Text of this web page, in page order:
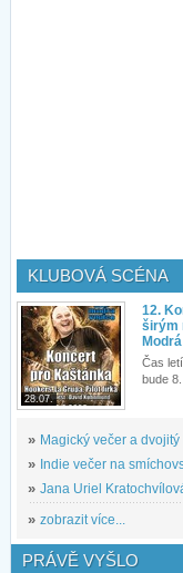
KLUBOVÁ SCÉNA
28.07.
12.
širým
Čas
bude
» Magický večer a dvojitý
» Indie večer na
» Jana Uriel
» zobrazit více...
PRÁVĚ VYŠLO